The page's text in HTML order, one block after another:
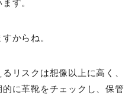
す。
からね。
リスクは想像以上に高く、
に革靴をチェックし、保管